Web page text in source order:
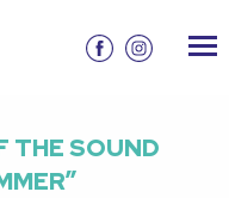
THE SOUND